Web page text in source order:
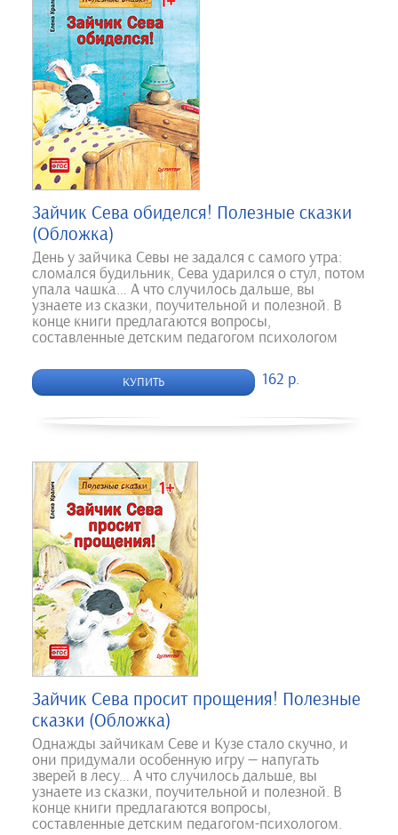
Зайчик Сева обиделся! Полезные сказки
(Обложка)
День у зайчика Севы не задался с самого утра:
сломался будильник, Сева ударился о стул, потом
упала чашка… А что случилось дальше, вы
узнаете из сказки, поучительной и полезной. В
конце книги предлагаются вопросы,
составленные детским педагогом психологом
КУПИТЬ 162 р.
Зайчик Сева просит прощения! Полезные
сказки (Обложка)
Однажды зайчикам Севе и Кузе стало скучно, и
они придумали особенную игру — напугать
зверей в лесу… А что случилось дальше, вы
узнаете из сказки, поучительной и полезной. В
конце книги предлагаются вопросы,
составленные детским педагогом-психологом.